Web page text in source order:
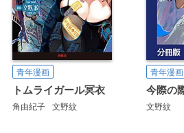
青年漫画
トムライガール冥衣
角由紀子 文野紋
青年漫画
文野紋